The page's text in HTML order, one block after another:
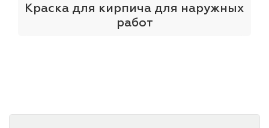
Краска для кирпича для наружных
работ